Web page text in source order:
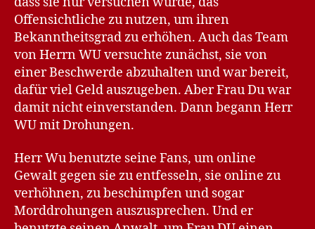
Offensichtliche zu nutzen, um ihren
Bekanntheitsgrad zu erhöhen. Auch das Team
von Herrn WU versuchte zunächst, sie von
einer Beschwerde abzuhalten und war bereit,
dafür viel Geld auszugeben. Aber Frau Du war
damit nicht einverstanden. Dann begann Herr
WU mit Drohungen.
Herr Wu benutzte seine Fans, um online
Gewalt gegen sie zu entfesseln, sie online zu
verhöhnen, zu beschimpfen und sogar
Morddrohungen auszusprechen. Und er